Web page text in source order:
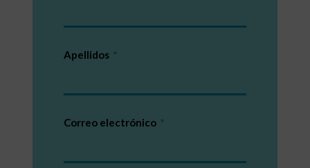
Apellidos
Correo electrónico